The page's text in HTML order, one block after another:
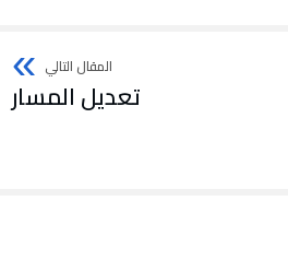
تعديل المسار